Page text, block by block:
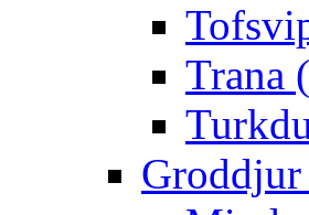
Trana